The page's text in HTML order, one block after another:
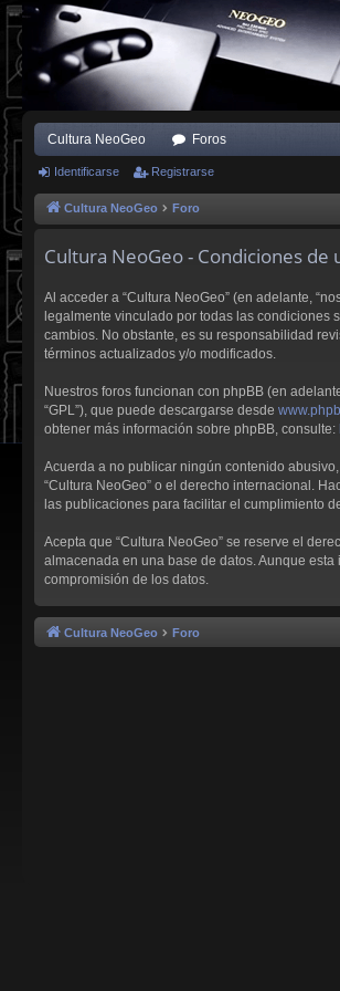
Cultura NeoGeo Foros
Identificarse Registrarse
Cultura NeoGeo Foro
Cultura NeoGeo - Condiciones de
Al acceder a “Cultura NeoGeo” (en adelante,
legalmente vinculado por todas las condiciones
cambios. No obstante, es su responsabilidad
términos actualizados y/o modificados.
Nuestros foros funcionan con phpBB (en
“GPL”), que puede descargarse desde
obtener más información sobre phpBB, consulte:
Acuerda a no publicar ningún contenido
“Cultura NeoGeo” o el derecho internacional.
las publicaciones para facilitar el cumplimiento
Acepta que “Cultura NeoGeo” se reserve el
almacenada en una base de datos. Aunque
compromisión de los datos.
Cultura NeoGeo Foro